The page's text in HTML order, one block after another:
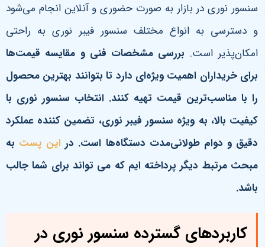
سنسور نوری در بازار به صورت حضوری و آنلاین انجام می‌شود
و دسترسی به انواع مختلف سنسور فیبر نوری به راحتی
امکان‌پذیر است. بررسی مشخصات فنی و مقایسه قیمت‌ها
برای خریداران اهمیت ویژه‌ای دارد تا بتوانند بهترین محصول
را با مناسب‌ترین قیمت تهیه کنند. انتخاب سنسور نوری با
کیفیت بالا، به ویژه سنسور فیبر نوری، تضمین کننده عملکرد
دقیق و دوام طولانی‌مدت دستگاه‌ها است. در این پست به
مبحث مرتبط دیگر پرداخته ایم که می تواند برای شما جالب
باشد.
کاربردهای گسترده سنسور نوری در